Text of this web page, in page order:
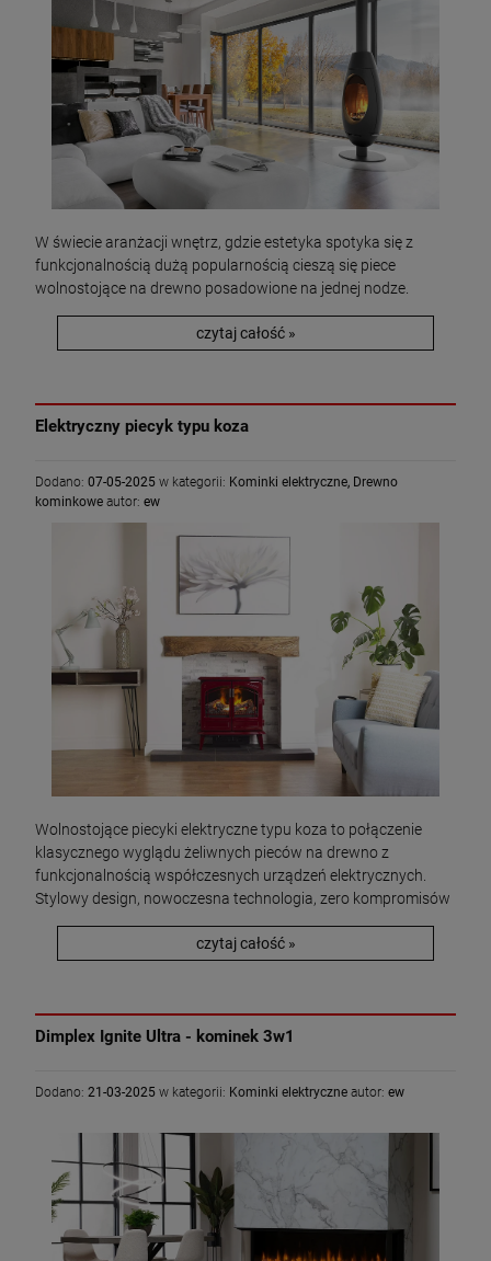
W świecie aranżacji wnętrz, gdzie estetyka spotyka się z
funkcjonalnością dużą popularnością cieszą się piece
wolnostojące na drewno posadowione na jednej nodze.
czytaj całość »
Elektryczny piecyk typu koza
Dodano: 07-05-2025 w kategorii: Kominki elektryczne, Drewno
kominkowe autor: ew
Wolnostojące piecyki elektryczne typu koza to połączenie
klasycznego wyglądu żeliwnych pieców na drewno z
funkcjonalnością współczesnych urządzeń elektrycznych.
Stylowy design, nowoczesna technologia, zero kompromisów
czytaj całość »
Dimplex Ignite Ultra - kominek 3w1
Dodano: 21-03-2025 w kategorii: Kominki elektryczne autor: ew